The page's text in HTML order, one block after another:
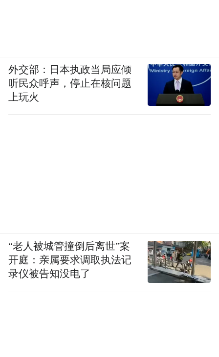
外交部：日本执政当局应倾
听民众呼声，停止在核问题
上玩火
“老人被城管撞倒后离世”案
开庭：亲属要求调取执法记
录仪被告知没电了